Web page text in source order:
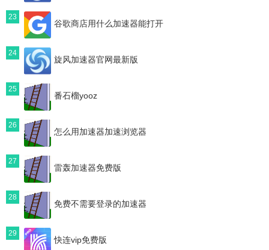
23
谷歌商店用什么加速器能打开
24
旋风加速器官网最新版
25
番石榴yooz
26
怎么用加速器加速浏览器
27
雷轰加速器免费版
28
免费不需要登录的加速器
29
快连vip免费版